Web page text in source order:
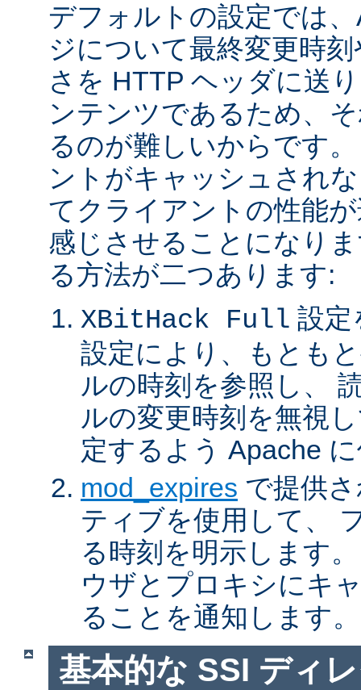
デフォルトの設定では
ジについて最終変更時
さを HTTP ヘッダに送
ンテンツであるため、
るのが難しいからです
ントがキャッシュされ
てクライアントの性能
感じさせることになり
る方法が二つあります:
XBitHack Full 設定
設定により、もとも
ルの時刻を参照し、
ルの変更時刻を無視
定するよう Apache
mod_expires で提供
ティブを使用して、
る時刻を明示します
ウザとプロキシにキ
ることを通知します。
基本的な SSI ディ